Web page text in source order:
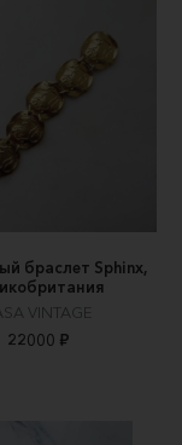
браслет Sphinx,
VINTAGE
22000 ₽